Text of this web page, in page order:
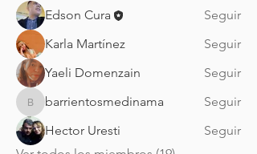
Edson Cura
Seguir
Karla Martínez
Seguir
Yaeli Domenzain
Seguir
barrientosmedinama
barrientosmedinama
Seguir
Hector Uresti
Seguir